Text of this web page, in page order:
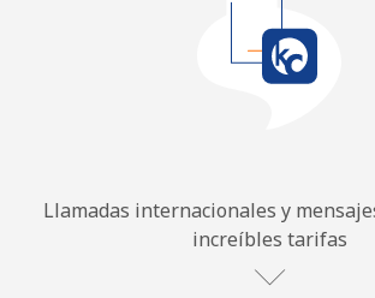
o
Llamadas internacionales y
increíbles tarifas